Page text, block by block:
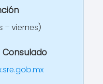
– viernes)